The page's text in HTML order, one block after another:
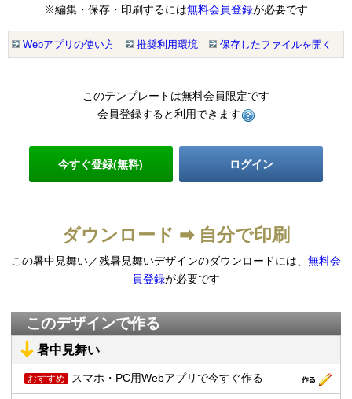
※編集・保存・印刷するには無料会員登録が必要です
Webアプリの使い方 推奨利用環境 保存したファイルを開く
このテンプレートは無料会員限定です
会員登録すると利用できます
今すぐ登録(無料) ログイン
ダウンロード ➡ 自分で印刷
この暑中見舞い／残暑見舞いデザインのダウンロードには、 無料会
員登録が必要です
このデザインで作る
暑中見舞い
おすすめ スマホ・PC用Webアプリで今すぐ作る